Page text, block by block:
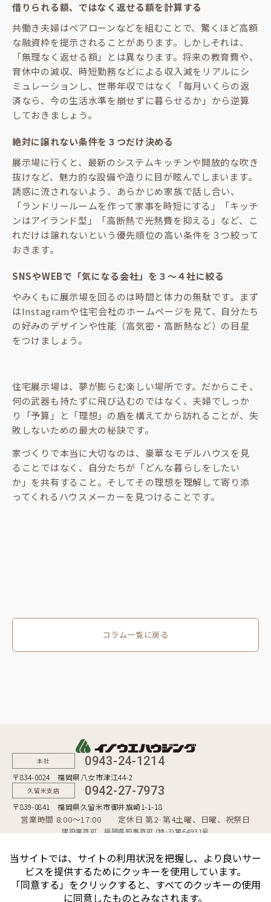
借りられる額、ではなく返せる額を計算する
共働き夫婦はペアローンなどを組むことで、驚くほど高額
な融資枠を提示されることがあります。しかしそれは、
「無理なく返せる額」とは異なります。将来の教育費や、
育休中の減収、時短勤務などによる収入減をリアルにシ
ミュレーションし、世帯年収ではなく「毎月いくらの返
済なら、今の生活水準を崩せずに暮らせるか」から逆算
しておきましょう。
絶対に譲れない条件を３つだけ決める
展示場に行くと、最新のシステムキッチンや開放的な吹き
抜けなど、魅力的な設備や造りに目が眩んでしまいます。
誘惑に流されないよう、あらかじめ家族で話し合い、
「ランドリールームを作って家事を時短にする」「キッチ
ンはアイランド型」「高断熱で光熱費を抑える」など、こ
れだけは譲れないという優先順位の高い条件を３つ絞って
おきます。
SNSやWEBで「気になる会社」を３～４社に絞る
やみくもに展示場を回るのは時間と体力の無駄です。まず
はInstagramや住宅会社のホームページを見て、自分たち
の好みのデザインや性能（高気密・高断熱など）の目星
をつけましょう。
住宅展示場は、夢が膨らむ楽しい場所です。だからこそ、
何の武器も持たずに飛び込むのではなく、夫婦でしっか
り「予算」と「理想」の盾を構えてから訪れることが、失
敗しないための最大の秘訣です。
家づくりで本当に大切なのは、豪華なモデルハウスを見
ることではなく、自分たちが「どんな暮らしをしたい
か」を共有すること。そしてその理想を理解して寄り添
ってくれるハウスメーカーを見つけることです。
コラム一覧に戻る
本社 0943-24-1214
〒834-0024 福岡県八女市津江44-2
久留米支店 0942-27-7973
〒839-0841 福岡県久留米市御井旗崎1-1-18
営業時間 8:00〜17:00 定休日 第2·第4土曜、日曜、祝祭日
建設業許可 福岡県知事許可 (特-3)第64931号
宅地建物取引業者 福岡県知事（10）第9254号